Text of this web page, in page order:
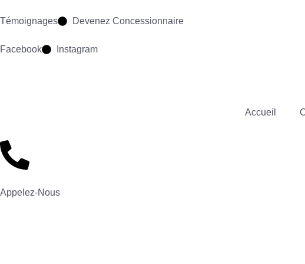
Témoignages Devenez Concessionnaire
Facebook Instagram
Accueil
Appelez-Nous